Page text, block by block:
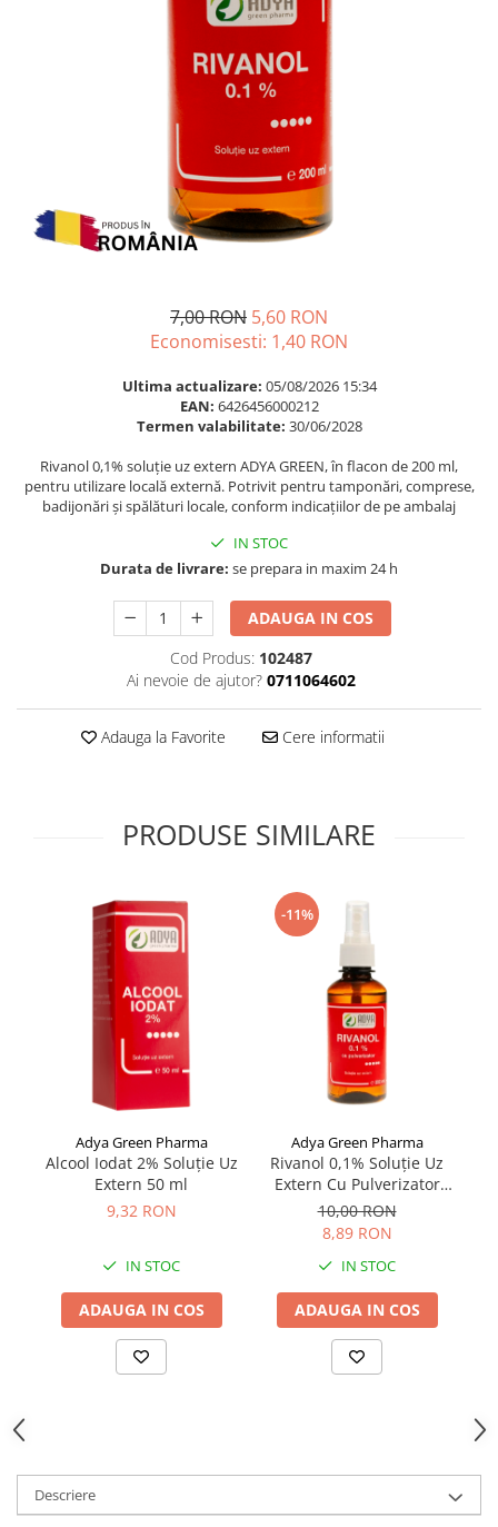
Probiotice si prebiotice
Sistemul respirator
Slabire si control greutate
Supliment Complexe
Supliment Fier
Supliment Vitamina C
Supliment Vitamina D3
Tincturi si Gemoderivate
Tuse gat si respiratie
Vitamine si minerale
Balsam masca si tratament
Produse cu SPF Pentru Fata
7,00 RON 5,60 RON
Economisesti: 1,40 RON
Ultima actualizare: 05/08/2026 15:34
EAN: 6426456000212
Termen valabilitate: 30/06/2028
Rivanol 0,1% soluție uz extern ADYA GREEN, în flacon de 200 ml,
pentru utilizare locală externă. Potrivit pentru tamponări, comprese,
badijonări și spălături locale, conform indicațiilor de pe ambalaj
IN STOC
Durata de livrare: se prepara in maxim 24 h
ADAUGA IN COS
Cod Produs: 102487
Ai nevoie de ajutor? 0711064602
Adauga la Favorite Cere informatii
PRODUSE SIMILARE
Adya Green Pharma
Alcool Iodat 2% Soluție Uz
Extern 50 ml
9,32 RON
IN STOC
ADAUGA IN COS
-11%
Adya Green Pharma
Rivanol 0,1% Soluție Uz
Extern Cu Pulverizator
200 ml
10,00 RON
8,89 RON
IN STOC
ADAUGA IN COS
Descriere